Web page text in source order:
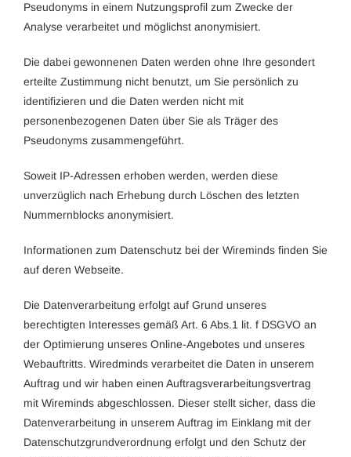
Pseudonyms in einem Nutzungsprofil zum Zwecke der
Analyse verarbeitet und möglichst anonymisiert.
Die dabei gewonnenen Daten werden ohne Ihre gesondert
erteilte Zustimmung nicht benutzt, um Sie persönlich zu
identifizieren und die Daten werden nicht mit
personenbezogenen Daten über Sie als Träger des
Pseudonyms zusammengeführt.
Soweit IP-Adressen erhoben werden, werden diese
unverzüglich nach Erhebung durch Löschen des letzten
Nummernblocks anonymisiert.
Informationen zum Datenschutz bei der Wireminds finden Sie
auf deren Webseite.
Die Datenverarbeitung erfolgt auf Grund unseres
berechtigten Interesses gemäß Art. 6 Abs.1 lit. f DSGVO an
der Optimierung unseres Online-Angebotes und unseres
Webauftritts. Wiredminds verarbeitet die Daten in unserem
Auftrag und wir haben einen Auftragsverarbeitungsvertrag
mit Wireminds abgeschlossen. Dieser stellt sicher, dass die
Datenverarbeitung in unserem Auftrag im Einklang mit der
Datenschutzgrundverordnung erfolgt und den Schutz der